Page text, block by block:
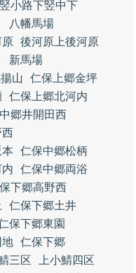
小路下竪中下
八幡馬場
原 後河原上後河原
新馬場
山
仁保上郷金坪
仁保上郷北河内
郷井開田西
西
仁保中郷松柄
仁保中郷両浴
下郷高野西
仁保下郷土井
保下郷東園
地 仁保下郷
三区
上小鯖四区